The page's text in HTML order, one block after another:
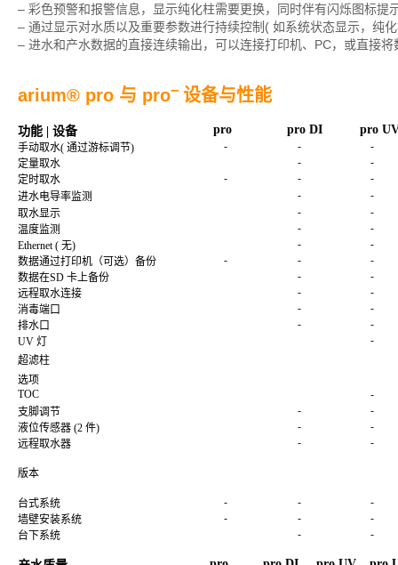
– 彩色预警和报警信息，显示纯化柱需要更换，同时伴有闪烁图标提
– 通过显示对水质以及重要参数进行持续控制( 如系统状态显示，纯
– 进水和产水数据的直接连续输出，可以连接打印机、PC，或直接将
arium® pro 与 pro– 设备与性能
功能 | 设备 pro pro DI pro
手动取水( 通过游标调节) - -
-
定量取水
-
-
定时取水
- -
-
进水电导率监测
-
-
取水显示
-
-
温度监测
-
-
Ethernet ( 无)
-
-
数据通过打印机（可选）备份
- -
-
数据在SD 卡上备份
-
-
远程取水连接
-
-
消毒端口
-
-
排水口
-
-
UV 灯
-
超滤柱
选项
TOC
-
支脚调节
-
-
液位传感器 (2 件)
-
-
远程取水器
- -
版本
台式系统 - -
-
墙壁安装系统
- -
-
台下系统
- -